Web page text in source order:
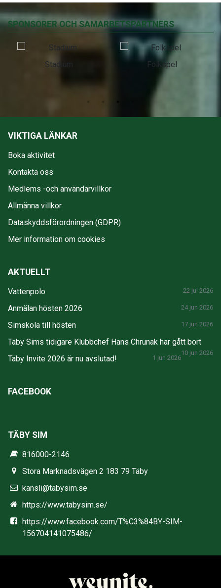
SPONSORER OCH SAMARBETSPARTNERS
Stadium Folkspel
VIKTIGA LÄNKAR
Boka aktivitet
Kontakta oss
Medlems -och användarvillkor
Allmänna villkor
Dataskyddsförordningen (GDPR)
Mer information om cookies
AKTUELLT
Vattenpolo 22 jul 2026
Anmälan hösten 2026 24 jun 2026
Simskola till hösten 17 jun 2026
Täby Sims tidigare Klubbchef Hans Chrunak har gått bort
10 jun 2026
Täby Invite 2026 är nu avslutad! 1 jun 2026
FACEBOOK
TÄBY SIM
816000-2146
Stora Marknadsvägen 2 183 79 Täby
kansli@tabysim.se
https://www.tabysim.se/
https://www.facebook.com/T%C3%84BY-SIM-
156704141075486/